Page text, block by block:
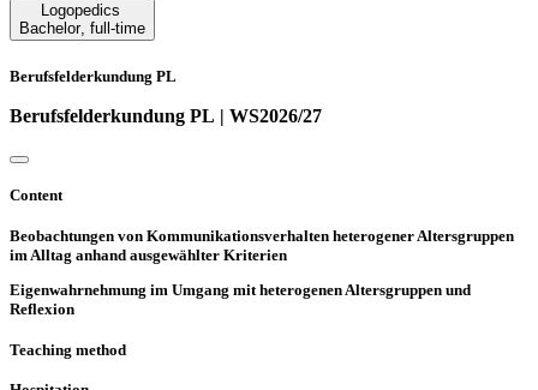
Logopedics
Bachelor, full-time
Berufsfelderkundung PL
Berufsfelderkundung PL | WS2026/27
Content
Beobachtungen von Kommunikationsverhalten heterogener Altersgruppen
im Alltag anhand ausgewählter Kriterien
Eigenwahrnehmung im Umgang mit heterogenen Altersgruppen und
Reflexion
Teaching method